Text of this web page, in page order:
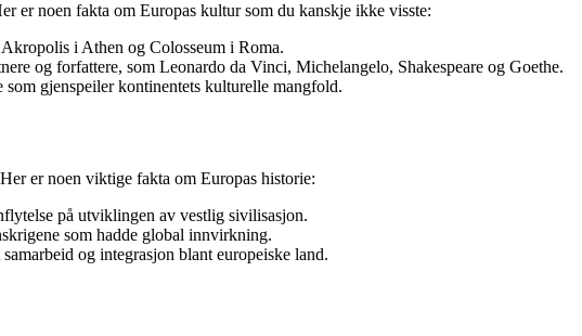
er noen fakta om Europas kultur som du kanskje ikke visste:
i Athen og Colosseum i Roma.
og forfattere, som Leonardo da Vinci, Michelangelo, Shakespeare og Goethe.
gjenspeiler kontinentets kulturelle mangfold.
er noen viktige fakta om Europas historie:
på utviklingen av vestlig sivilisasjon.
som hadde global innvirkning.
og integrasjon blant europeiske land.